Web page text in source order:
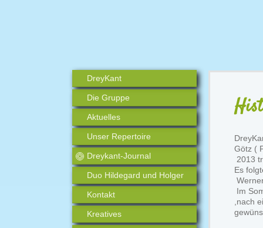
DreyKant
Die Gruppe
Aktuelles
Unser Repertoire
Dreykant-Journal
Duo Hildegard und Holger
Kontakt
Kreatives
Götz (
2013
Es
Im
,nach